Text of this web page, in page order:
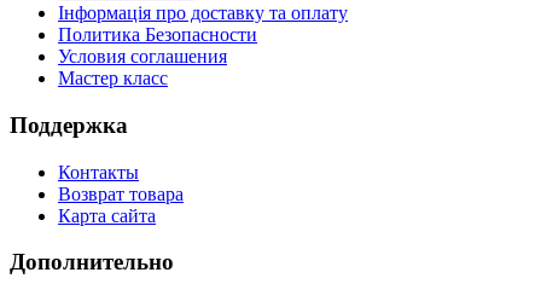
Інформація про доставку та оплату
Политика Безопасности
Условия соглашения
Мастер класс
Поддержка
Контакты
Возврат товара
Карта сайта
Дополнительно